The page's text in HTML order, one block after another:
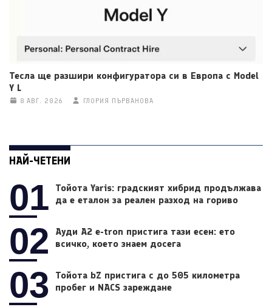
Тесла ще разшири конфигуратора си в Европа с Model
Y L
8 АВГ. 2026 ГЛОРИЯ ПЪРВАНОВА
НАЙ-ЧЕТЕНИ
01
Тойота Yaris: градският хибрид продължава
да е еталон за реален разход на гориво
02
Ауди A2 e-tron пристига тази есен: ето
всичко, което знаем досега
03
Тойота bZ пристига с до 505 километра
пробег и NACS зареждане